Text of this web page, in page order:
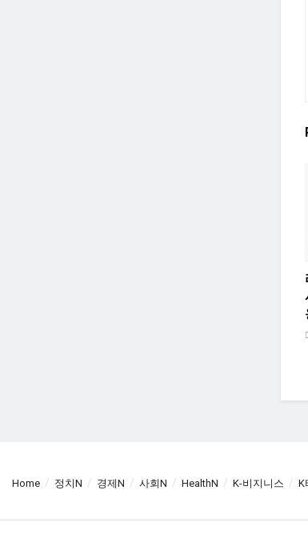
Home 정치N 경제N 사회N HealthN K-비지니스 K